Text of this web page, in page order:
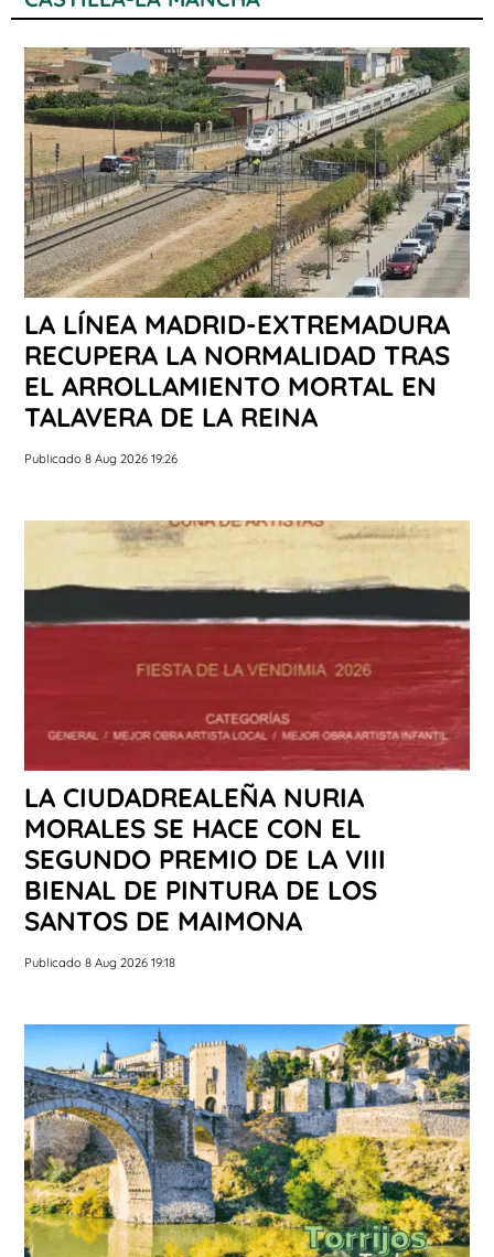
LA LÍNEA MADRID-EXTREMADURA
RECUPERA LA NORMALIDAD TRAS
EL ARROLLAMIENTO MORTAL EN
TALAVERA DE LA REINA
Publicado 8 Aug 2026 19:26
LA CIUDADREALEÑA NURIA
MORALES SE HACE CON EL
SEGUNDO PREMIO DE LA VIII
BIENAL DE PINTURA DE LOS
SANTOS DE MAIMONA
Publicado 8 Aug 2026 19:18